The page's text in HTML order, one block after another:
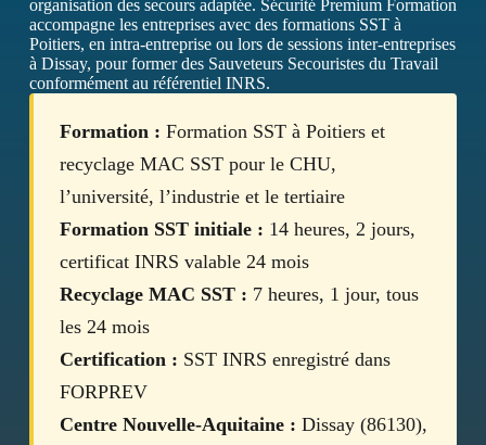
organisation des secours adaptée. Sécurité Premium Formation
accompagne les entreprises avec des formations SST à
Poitiers, en intra-entreprise ou lors de sessions inter-entreprises
à Dissay, pour former des Sauveteurs Secouristes du Travail
conformément au référentiel INRS.
Formation : Formation SST à Poitiers et
recyclage MAC SST pour le CHU,
l’université, l’industrie et le tertiaire
Formation SST initiale : 14 heures, 2 jours,
certificat INRS valable 24 mois
Recyclage MAC SST : 7 heures, 1 jour, tous
les 24 mois
Certification : SST INRS enregistré dans
FORPREV
Centre Nouvelle-Aquitaine : Dissay (86130),